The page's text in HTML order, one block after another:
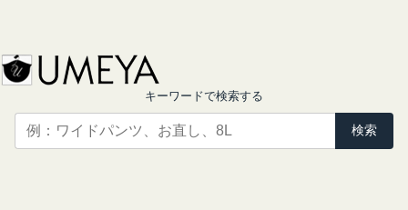
キーワードで検索する
検索